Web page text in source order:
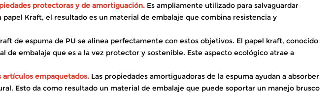
protectoras y de amortiguación. Es ampliamente utilizado para salvaguardar
Kraft, el resultado es un material de embalaje que combina resistencia y
de espuma de PU se alinea perfectamente con estos objetivos. El papel kraft, conocido
de embalaje que es a la vez protector y sostenible. Este aspecto ecológico atrae a
artículos empaquetados. Las propiedades amortiguadoras de la espuma ayudan a absorber
Esto da como resultado un material de embalaje que puede soportar un manejo brusco